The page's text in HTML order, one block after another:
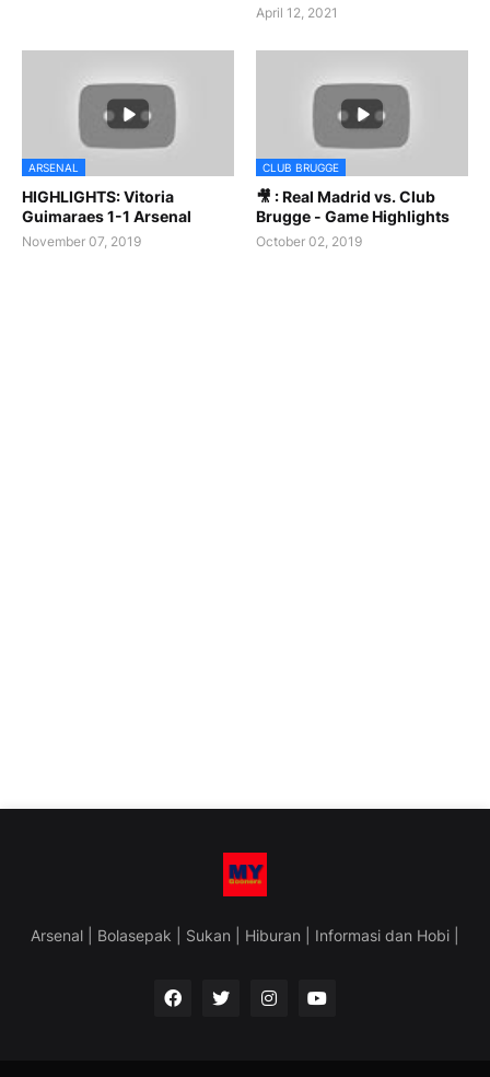
April 12, 2021
ARSENAL
HIGHLIGHTS: Vitoria
Guimaraes 1-1 Arsenal
November 07, 2019
CLUB BRUGGE
🎥 : Real Madrid vs. Club
Brugge - Game Highlights
October 02, 2019
Arsenal | Bolasepak | Sukan | Hiburan | Informasi dan Hobi |